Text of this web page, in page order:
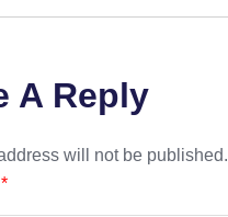
A Reply
will not be published.
*